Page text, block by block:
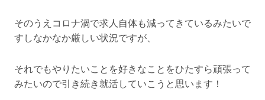
そのうえコロナ渦で求人自体も減ってきているみたいで
すしなかなか厳しい状況ですが、
それでもやりたいことを好きなことをひたすら頑張って
みたいので引き続き就活していこうと思います！